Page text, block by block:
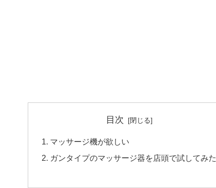
目次
マッサージ機が欲しい
ガンタイプのマッサージ器を店頭で試してみた